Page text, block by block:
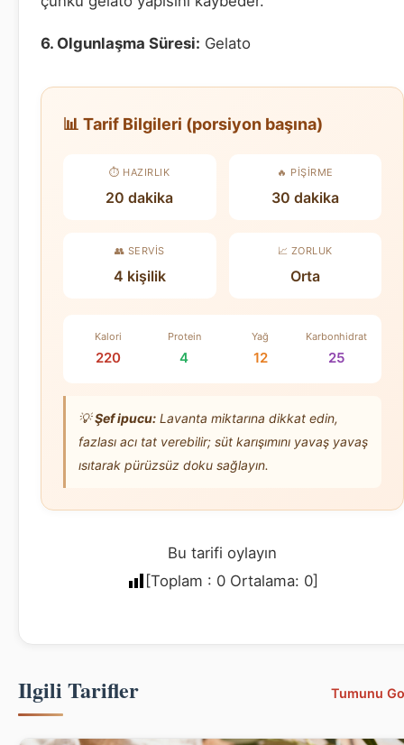
6. Olgunlaşma Süresi: Gelato
📊 Tarif Bilgileri (porsiyon başına)
⏱️ HAZIRLIK
20 dakika
🔥 PIŞIRME
30 dakika
👥 SERVIS
4 kişilik
📈 ZORLUK
Orta
Kalori
220
Protein
4
Yağ
12
Karbonhidrat
25
💡Şef ipucu: Lavanta miktarına dikkat edin,
fazlası acı tat verebilir; süt karışımını yavaş yavaş
ısıtarak pürüzsüz doku sağlayın.
Bu tarifi oylayın
[Toplam : 0Ortalama: 0]
Ilgili Tarifler Tumunu